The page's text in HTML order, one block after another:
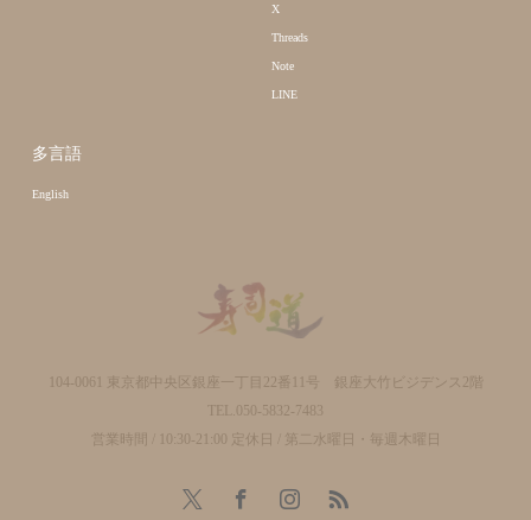
X
Threads
Note
LINE
多言語
English
104-0061 東京都中央区銀座一丁目22番11号 銀座大竹ビジデンス2階
TEL.050-5832-7483
営業時間 / 10:30-21:00 定休日 / 第二水曜日・毎週木曜日